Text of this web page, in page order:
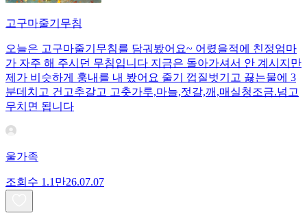
고구마줄기무침
오늘은 고구마줄기무침를 담궈봤어요~ 어렸을적에 친정엄마
가 자주 해 주시던 무침입니다 지금은 돌아가셔서 안 계시지만
제가 비슷하게 훙내를 내 봤어요 줄기 껍질벗기고 끓는물에 3
분데치고 건고추갈고 고춧가루,마늘,젓갈,깨,매실청조금.넘고
무치면 됩니다
울가족
조회수 1.1만26.07.07